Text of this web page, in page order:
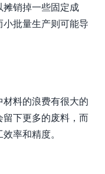
摊销掉一些固定成
批量生产则可能导
料的浪费有很大的
下更多的废料，而
率和精度。